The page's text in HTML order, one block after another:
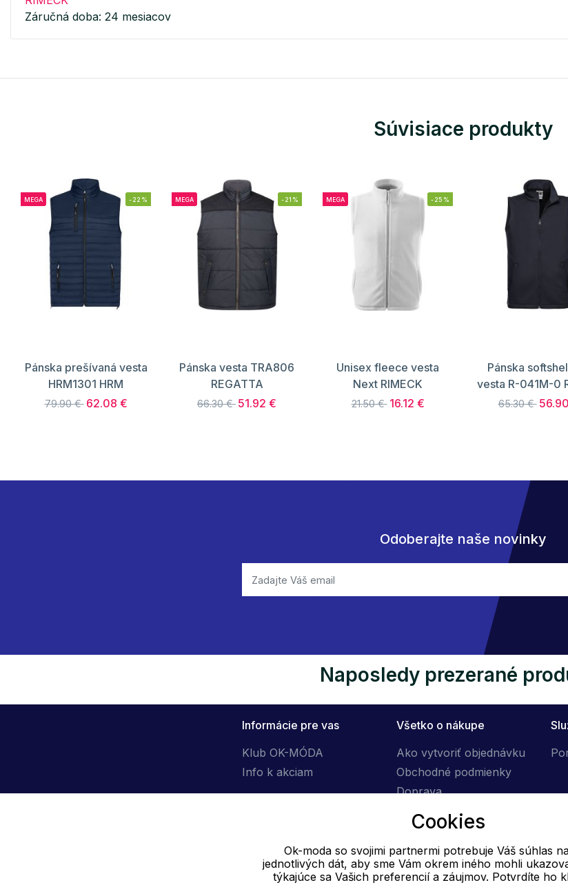
Záručná doba: 24 mesiacov
Súvisiace produkty
MEGA -22%
Pánska prešívaná vesta
HRM1301 HRM
79.90 € 62.08 €
MEGA -21%
Pánska vesta TRA806
REGATTA
66.30 € 51.92 €
MEGA -25%
Unisex fleece vesta
Next RIMECK
21.50 € 16.12 €
Pánska
vesta R-041M-0
65.30 €
Odoberajte naše novinky
Naposledy prezerané
Informácie pre vas
Klub OK-MÓDA
Info k akciam
Všetko o nákupe
Ako vytvoriť objednávku
Obchodné podmienky
Doprava
Výmena tovaru
Reklamačný poriadok
E-mail
Cookies
Ok-moda so svojimi partnermi potrebuje Váš súhlas
jednotlivých dát, aby sme Vám okrem iného mohli
týkajúce sa Vašich preferencií a záujmov. Potvrdíte ho